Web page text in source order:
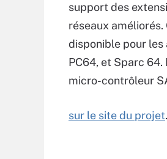
support des
réseaux améliorés.
disponible pour
PC64, et Sparc
micro-contrôleur
sur le site du projet.